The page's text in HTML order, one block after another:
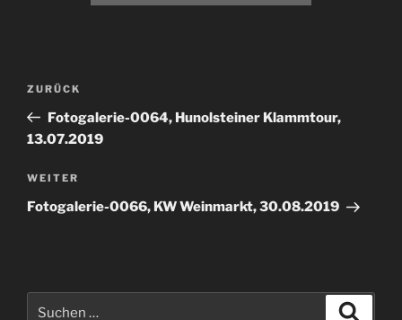
Beitragsnavigation
Vorheriger
Beitrag
ZURÜCK
Fotogalerie-0064, Hunolsteiner Klammtour,
13.07.2019
Nächster
Beitrag
WEITER
Fotogalerie-0066, KW Weinmarkt, 30.08.2019